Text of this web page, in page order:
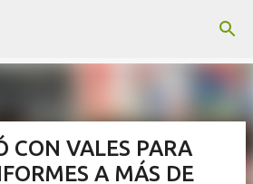
principal
CON VALES PARA
A MÁS DE